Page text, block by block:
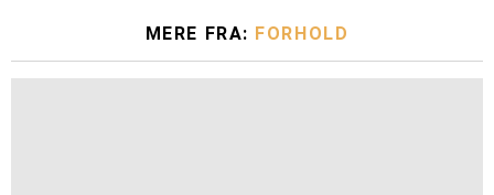
MERE FRA: FORHOLD